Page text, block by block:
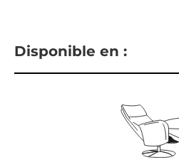
Disponible en :